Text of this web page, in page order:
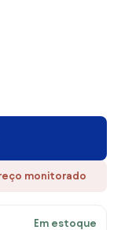
monitorado
Em estoque